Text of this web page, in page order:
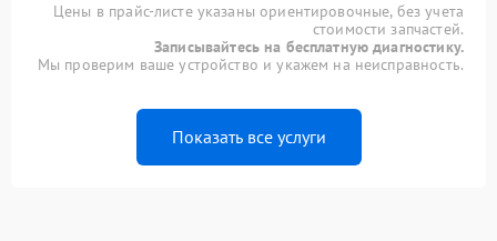
Цены в прайс-листе указаны ориентировочные, без учета
стоимости запчастей.
Записывайтесь на бесплатную диагностику.
Мы проверим ваше устройство и укажем на неисправность.
Показать все услуги